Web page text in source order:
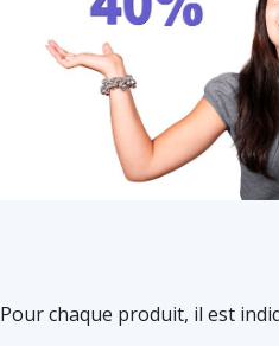
Pour chaque produit, il est